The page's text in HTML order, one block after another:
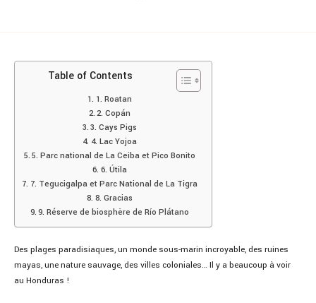
Table of Contents
1. Roatan
2. Copán
3. Cays Pigs
4. Lac Yojoa
5. Parc national de La Ceiba et Pico Bonito
6. Útila
7. Tegucigalpa et Parc National de La Tigra
8. Gracias
9. Réserve de biosphère de Río Plátano
Des plages paradisiaques, un monde sous-marin incroyable, des ruines
mayas, une nature sauvage, des villes coloniales… Il y a beaucoup à voir
au Honduras !